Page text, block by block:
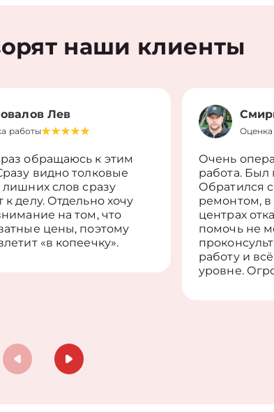
наши клиенты
Лев
работы
обращаюсь к этим
видно толковые
лишних слов сразу
к делу. Отдельно хочу
на том, что
цены, поэтому
«в копеечку».
Очень
работа. Был
Обратился
ремонтом,
центрах
помочь не
работу и
уровне.